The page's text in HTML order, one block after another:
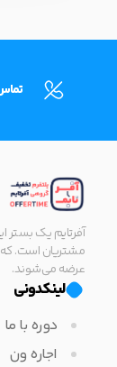
آفرتایم یک بستر
مشتریان است. که
عرضه می‌شوند.
لینکدونی
دوره با ما
اجاره ون